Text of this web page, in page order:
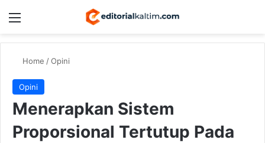
Menu
Home /Opini
Opini
Menerapkan Sistem
Proporsional Tertutup Pada